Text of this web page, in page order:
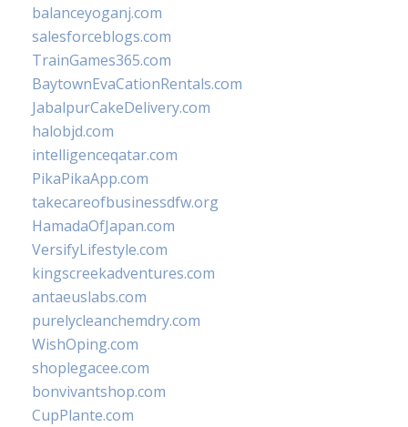
balanceyoganj.com
salesforceblogs.com
TrainGames365.com
BaytownEvaCationRentals.com
JabalpurCakeDelivery.com
halobjd.com
intelligenceqatar.com
PikaPikaApp.com
takecareofbusinessdfw.org
HamadaOfJapan.com
VersifyLifestyle.com
kingscreekadventures.com
antaeuslabs.com
purelycleanchemdry.com
WishOping.com
shoplegacee.com
bonvivantshop.com
CupPlante.com